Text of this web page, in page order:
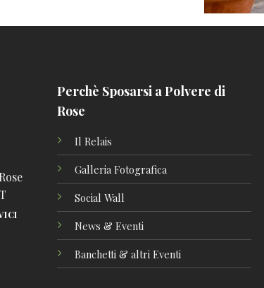
Perchè Sposarsi a Polvere di
Rose
Il Relais
Galleria Fotografica
Social Wall
News & Eventi
Banchetti & altri Eventi